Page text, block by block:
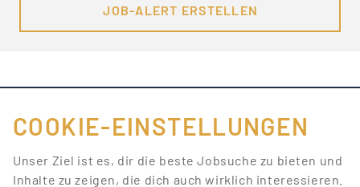
JOB-ALERT ERSTELLEN
FÜR JOBANBIETER
LINKS
COOKIE-EINSTELLUNGEN
Unser Ziel ist es, dir die beste Jobsuche zu bieten und
Inhalte zu zeigen, die dich auch wirklich interessieren.